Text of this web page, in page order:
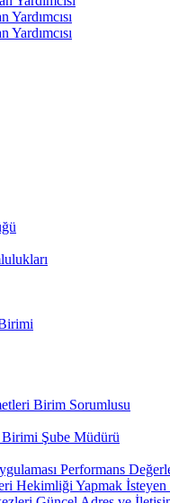
Yardımcısı
Yardımcısı
Birim Sorumlusu
Birimi Şube Müdürü
Performans
Hekimliği Yapmak